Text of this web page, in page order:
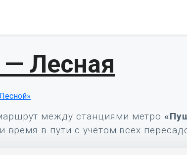
Лесная
между станциями метро
время в пути с учётом всех